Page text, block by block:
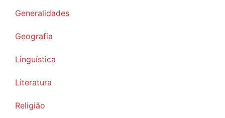
Generalidades
Geografia
Linguística
Literatura
Religião